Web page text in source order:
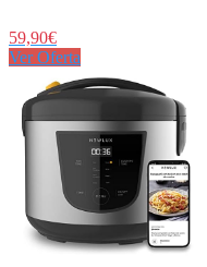
59,90€
Ver Oferta